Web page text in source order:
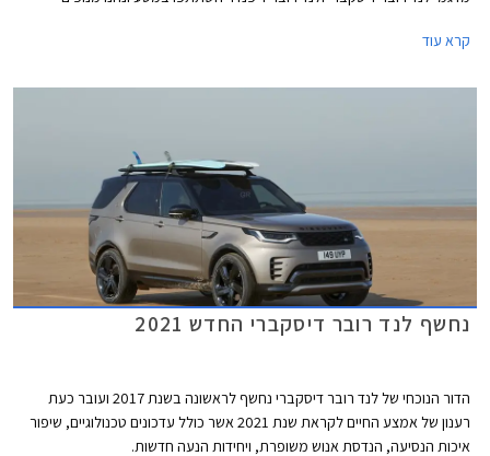
קרא עוד
נחשף לנד רובר דיסקברי החדש 2021
הדור הנוכחי של לנד רובר דיסקברי נחשף לראשונה בשנת 2017 ועובר כעת
רענון של אמצע החיים לקראת שנת 2021 אשר כולל עדכונים טכנולוגיים, שיפור
איכות הנסיעה, הנדסת אנוש משופרת, ויחידות הנעה חדשות.